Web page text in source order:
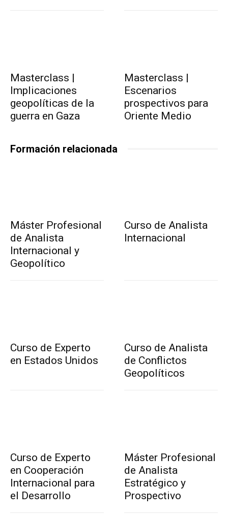
Masterclass |
Implicaciones
geopolíticas de la
guerra en Gaza
Masterclass |
Escenarios
prospectivos para
Oriente Medio
Formación relacionada
Máster Profesional
de Analista
Internacional y
Geopolítico
Curso de Analista
Internacional
Curso de Experto
en Estados Unidos
Curso de Analista
de Conflictos
Geopolíticos
Curso de Experto
en Cooperación
Internacional para
el Desarrollo
Máster Profesional
de Analista
Estratégico y
Prospectivo